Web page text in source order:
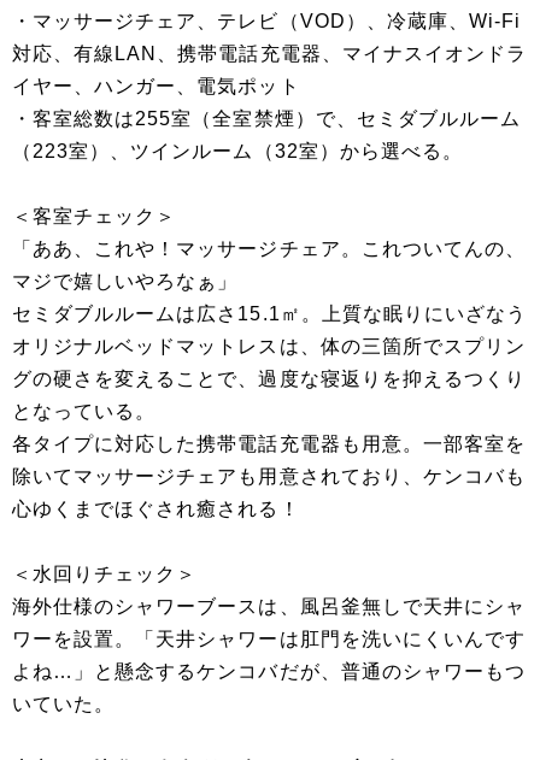
・マッサージチェア、テレビ（VOD）、冷蔵庫、Wi-Fi
対応、有線LAN、携帯電話充電器、マイナスイオンドラ
イヤー、ハンガー、電気ポット
・客室総数は255室（全室禁煙）で、セミダブルルーム
（223室）、ツインルーム（32室）から選べる。
＜客室チェック＞
「ああ、これや！マッサージチェア。これついてんの、
マジで嬉しいやろなぁ」
セミダブルルームは広さ15.1㎡。上質な眠りにいざなう
オリジナルベッドマットレスは、体の三箇所でスプリン
グの硬さを変えることで、過度な寝返りを抑えるつくり
となっている。
各タイプに対応した携帯電話充電器も用意。一部客室を
除いてマッサージチェアも用意されており、ケンコバも
心ゆくまでほぐされ癒される！
＜水回りチェック＞
海外仕様のシャワーブースは、風呂釜無しで天井にシャ
ワーを設置。「天井シャワーは肛門を洗いにくいんです
よね…」と懸念するケンコバだが、普通のシャワーもつ
いていた。